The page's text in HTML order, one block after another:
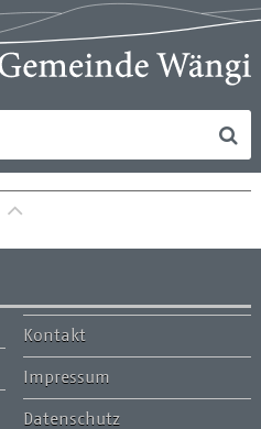
zum Seitenanfang
Kontakt
Impressum
Datenschutz